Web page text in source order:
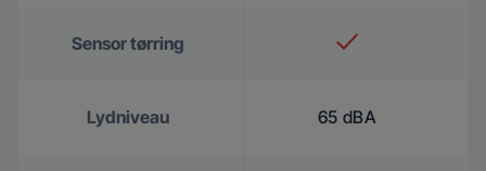
Sensor tørring
Lydniveau 65 dBA